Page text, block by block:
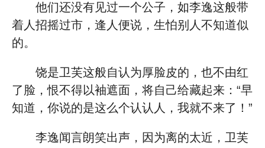
他们还没有见过一个公子，如李逸这般带
着人招摇过市，逢人便说，生怕别人不知道似
的。
饶是卫芙这般自认为厚脸皮的，也不由红
了脸，恨不得以袖遮面，将自己给藏起来：“早
知道，你说的是这么个认认人，我就不来了！”
李逸闻言朗笑出声，因为离的太近，卫芙